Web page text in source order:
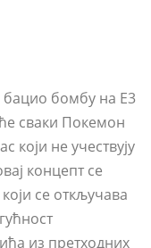
бацио бомбу на Е3
сваки Покемон
који не учествују
концепт се
се откључава
из претходних